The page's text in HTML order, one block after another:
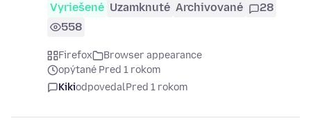
Vyriešené Uzamknuté Archivované
28
558
Firefox
Browser appearance
opýtané Pred 1 rokom
KikiodpovedalPred 1 rokom